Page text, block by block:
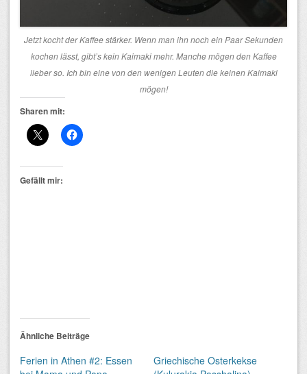
Jetzt kocht der Kaffee stärker. Wenn man ihn noch ein Paar Sekunden
kochen lässt, gibt’s kein Kaimaki mehr. Manche mögen den Kaffee
lieber so. Ich bin eine von den wenigen Leuten die keinen Kaimaki
mögen!
Sharen mit:
Gefällt mir:
Ähnliche Beiträge
Ferien in Athen #2: Essen
Griechische Osterkekse